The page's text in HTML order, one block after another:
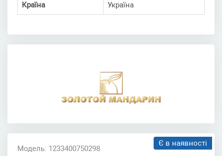
Країна Україна
Модель: 1233400750298
Є в наявності